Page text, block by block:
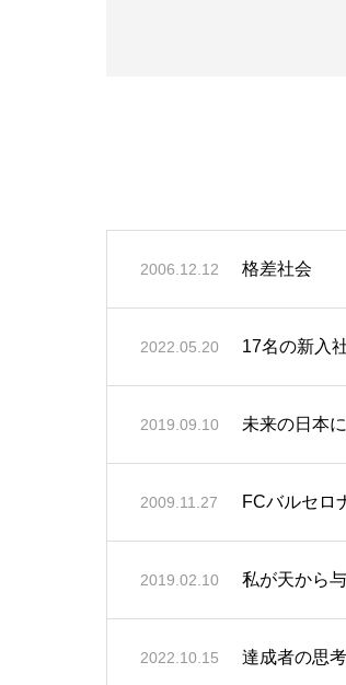
2006.12.12 格差社会
2022.05.20 17名の新入
2019.09.10 未来の日本
2009.11.27 FCバルセロ
2019.02.10 私が天から
2022.10.15 達成者の思